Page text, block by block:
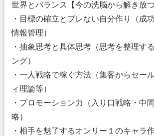
世界とバランス【今の洗脳から解き放つ
・目標の確立とブレない自分作り（成
情報管理）
・抽象思考と具体思考（思考を整理す
ング）
・一人戦略で稼ぐ方法（集客からセー
ィ理論等）
・プロモーション力（入り口戦略・中
略）
・相手を魅了するオンリー１のキャラ